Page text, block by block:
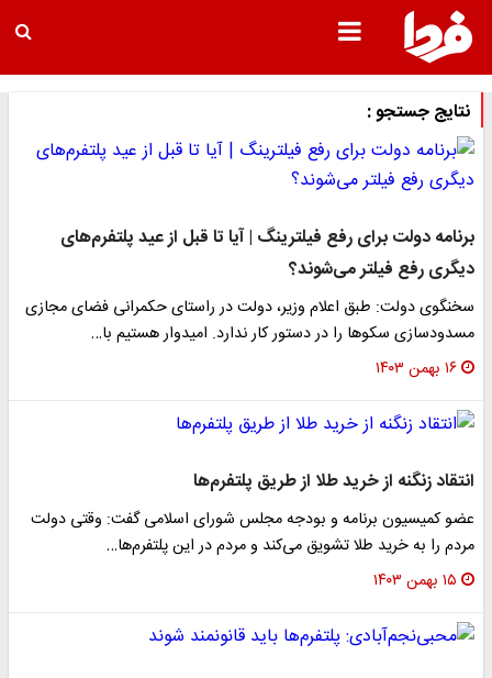
نتایج جستجو :
برنامه دولت برای رفع فیلترینگ | آیا تا قبل از عید پلتفرم‌های
دیگری رفع فیلتر می‌شوند؟
سخنگوی دولت: طبق اعلام وزیر، دولت در راستای حکمرانی فضای مجازی
مسدودسازی سکوها را در دستور کار ندارد. امیدوار هستیم با…
۱۶ بهمن ۱۴۰۳
انتقاد زنگنه از خرید طلا از طریق پلتفرم‌ها
عضو کمیسیون برنامه و بودجه مجلس شورای اسلامی گفت: وقتی دولت
مردم را به خرید طلا تشویق می‌کند و مردم در این پلتفرم‌ها…
۱۵ بهمن ۱۴۰۳